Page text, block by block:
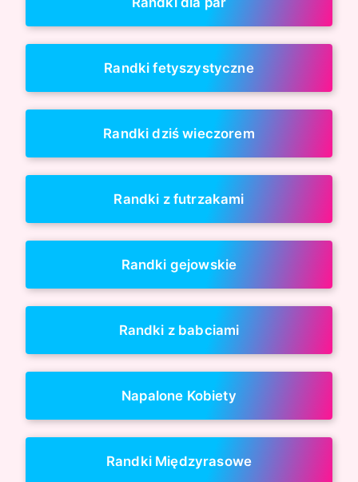
Randki fetyszystyczne
Randki dziś wieczorem
Randki z futrzakami
Randki gejowskie
Randki z babciami
Napalone Kobiety
Randki Międzyrasowe